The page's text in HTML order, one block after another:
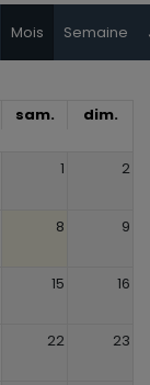
Mois Semaine
sam. dim.
1 2
8 9
15 16
22 23